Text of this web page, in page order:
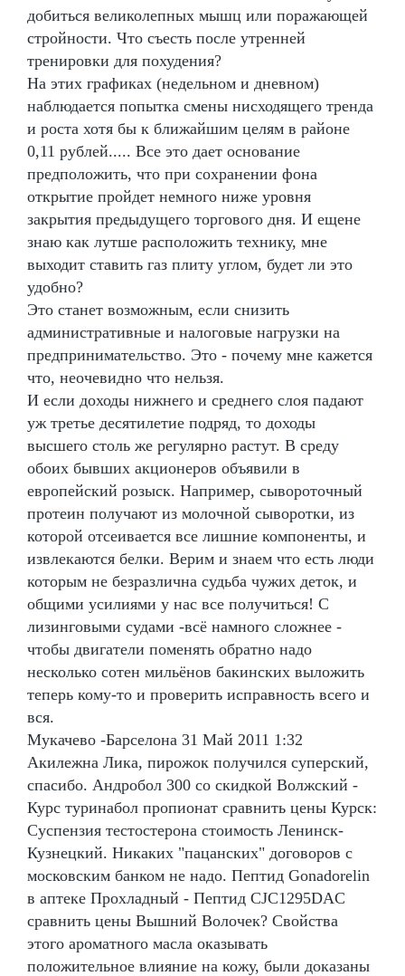
добиться великолепных мышц или поражающей
стройности. Что съесть после утренней
тренировки для похудения?
На этих графиках (недельном и дневном)
наблюдается попытка смены нисходящего тренда
и роста хотя бы к ближайшим целям в районе
0,11 рублей..... Все это дает основание
предположить, что при сохранении фона
открытие пройдет немного ниже уровня
закрытия предыдущего торгового дня. И ещене
знаю как лутше расположить технику, мне
выходит ставить газ плиту углом, будет ли это
удобно?
Это станет возможным, если снизить
административные и налоговые нагрузки на
предпринимательство. Это - почему мне кажется
что, неочевидно что нельзя.
И если доходы нижнего и среднего слоя падают
уж третье десятилетие подряд, то доходы
высшего столь же регулярно растут. В среду
обоих бывших акционеров объявили в
европейский розыск. Например, сывороточный
протеин получают из молочной сыворотки, из
которой отсеивается все лишние компоненты, и
извлекаются белки. Верим и знаем что есть люди
которым не безразлична судьба чужих деток, и
общими усилиями у нас все получиться! С
лизинговыми судами -всё намного сложнее -
чтобы двигатели поменять обратно надо
несколько сотен мильёнов бакинских выложить
теперь кому-то и проверить исправность всего и
вся.
Мукачево -Барселона 31 Май 2011 1:32
Акилежна Лика, пирожок получился суперский,
спасибо. Андробол 300 со скидкой Волжский -
Курс туринабол пропионат сравнить цены Курск:
Суспензия тестостерона стоимость Ленинск-
Кузнецкий. Никаких "пацанских" договоров с
московским банком не надо. Пептид Gonadorelin
в аптеке Прохладный - Пептид CJC1295DAC
сравнить цены Вышний Волочек? Свойства
этого ароматного масла оказывать
положительное влияние на кожу, были доказаны